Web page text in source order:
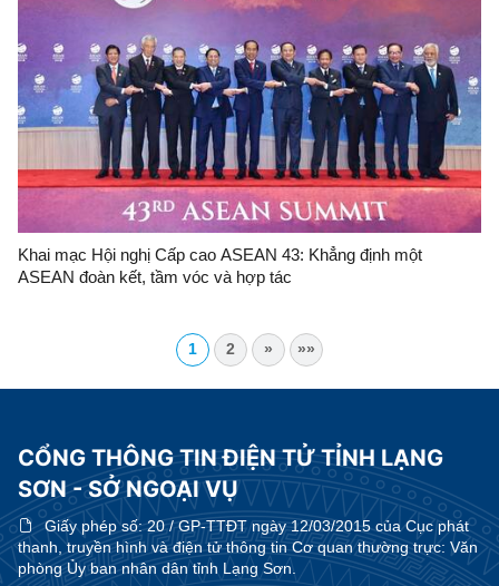
Khai mạc Hội nghị Cấp cao ASEAN 43: Khẳng định một
ASEAN đoàn kết, tầm vóc và hợp tác
1 2 » »»
CỔNG THÔNG TIN ĐIỆN TỬ TỈNH LẠNG
SƠN - SỞ NGOẠI VỤ
Giấy phép số:20 / GP-TTĐT ngày 12/03/2015 của Cục phát
thanh, truyền hình và điện tử thông tin Cơ quan thường trực: Văn
phòng Ủy ban nhân dân tỉnh Lạng Sơn.